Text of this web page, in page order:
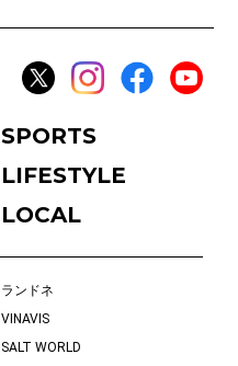
SPORTS
LIFESTYLE
LOCAL
ランドネ
VINAVIS
SALT WORLD